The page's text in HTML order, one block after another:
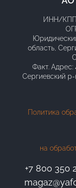
8-927-701-
ТЕЛЕФОН:
ГРАФИК
EMAIL:
АДРЕС:
ИНН/КПП
область,
Факт. Адрес:
Сергиевский р-
Политика
на
+7 800 350